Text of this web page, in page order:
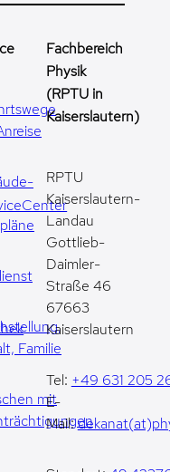
Familie
mit
Fachbereich
Physik
(RPTU in
Kaiserslautern)
RPTU
Kaiserslautern-
Landau
Gottlieb-
Daimler-
Straße 46
67663
Kaiserslautern
Tel: +49 631 205
E-
Mail: